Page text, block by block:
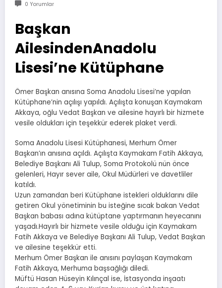
0 Yorumlar
Başkan
AilesindenAnadolu
Lisesi’ne Kütüphane
Ömer Başkan anısına Soma Anadolu Lisesi’ne yapılan
Kütüphane’nin açılışı yapıldı. Açılışta konuşan Kaymakam
Akkaya, oğlu Vedat Başkan ve ailesine hayırlı bir hizmete
vesile oldukları için teşekkür ederek plaket verdi.
Soma Anadolu Lisesi Kütüphanesi, Merhum Ömer
Başkan’ın anısına açıldı. Açılışta Kaymakam Fatih Akkaya,
Belediye Başkanı Ali Tulup, Soma Protokolü nün önce
gelenleri, Hayır sever aile, Okul Müdürleri ve davetliler
katıldı.
Uzun zamandan beri Kütüphane istekleri olduklarını dile
getiren Okul yönetiminin bu isteğine sıcak bakan Vedat
Başkan babası adına kütüptane yaptırmanın heyecanını
yaşadı.Hayırlı bir hizmete vesile olduğu için Kaymakam
Fatih Akkaya ve Belediye Başkanı Ali Tulup, Vedat Başkan
ve ailesine teşekkür etti.
Merhum Ömer Başkan ile anısını paylaşan Kaymakam
Fatih Akkaya, Merhuma başsağlığı diledi.
Müftü Hasan Hüseyin Kılınçal ise, İstasyonda inşaatı